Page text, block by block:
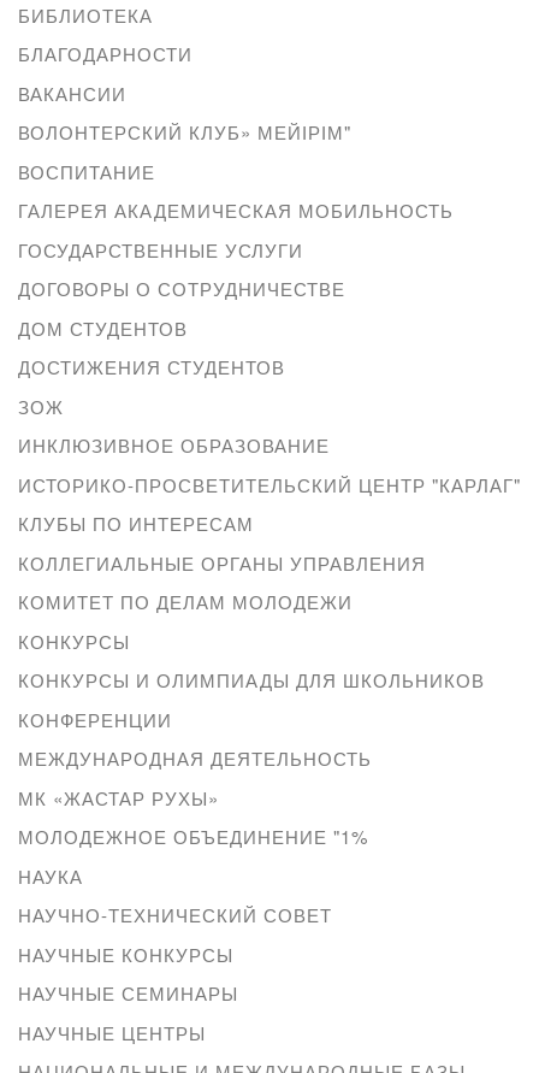
БИБЛИОТЕКА
БЛАГОДАРНОСТИ
ВАКАНСИИ
ВОЛОНТЕРСКИЙ КЛУБ» МЕЙІРІМ"
ВОСПИТАНИЕ
ГАЛЕРЕЯ АКАДЕМИЧЕСКАЯ МОБИЛЬНОСТЬ
ГОСУДАРСТВЕННЫЕ УСЛУГИ
ДОГОВОРЫ О СОТРУДНИЧЕСТВЕ
ДОМ СТУДЕНТОВ
ДОСТИЖЕНИЯ СТУДЕНТОВ
ЗОЖ
ИНКЛЮЗИВНОЕ ОБРАЗОВАНИЕ
ИСТОРИКО-ПРОСВЕТИТЕЛЬСКИЙ ЦЕНТР "КАРЛАГ"
КЛУБЫ ПО ИНТЕРЕСАМ
КОЛЛЕГИАЛЬНЫЕ ОРГАНЫ УПРАВЛЕНИЯ
КОМИТЕТ ПО ДЕЛАМ МОЛОДЕЖИ
КОНКУРСЫ
КОНКУРСЫ И ОЛИМПИАДЫ ДЛЯ ШКОЛЬНИКОВ
КОНФЕРЕНЦИИ
МЕЖДУНАРОДНАЯ ДЕЯТЕЛЬНОСТЬ
МК «ЖАСТАР РУХЫ»
МОЛОДЕЖНОЕ ОБЪЕДИНЕНИЕ "1%
НАУКА
НАУЧНО-ТЕХНИЧЕСКИЙ СОВЕТ
НАУЧНЫЕ КОНКУРСЫ
НАУЧНЫЕ СЕМИНАРЫ
НАУЧНЫЕ ЦЕНТРЫ